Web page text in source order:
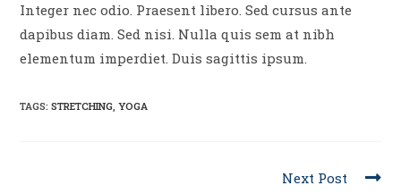
Integer nec odio. Praesent libero. Sed cursus ante
dapibus diam. Sed nisi. Nulla quis sem at nibh
elementum imperdiet. Duis sagittis ipsum.
TAGS:STRETCHING, YOGA
Next Post